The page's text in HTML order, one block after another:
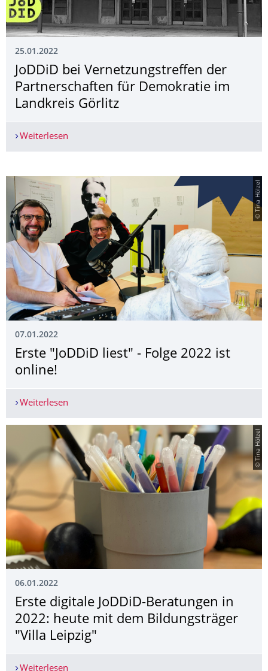
25.01.2022
JoDDiD bei Vernetzungstreffen der
Partnerschaften für Demokratie im
Landkreis Görlitz
Weiterlesen
© Tina Hölzel
07.01.2022
Erste "JoDDiD liest" - Folge 2022 ist
online!
Weiterlesen
© Tina Hölzel
06.01.2022
Erste digitale JoDDiD-Beratungen in
2022: heute mit dem Bildungsträger
"Villa Leipzig"
Weiterlesen